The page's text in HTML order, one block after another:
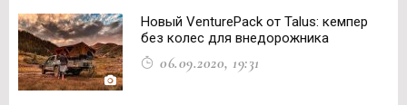
Новый VenturePack от Talus: кемпер
без колес для внедорожника
06.09.2020, 19:31